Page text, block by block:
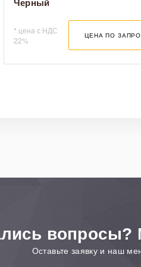
Черный
* цена с НДС
22%
ЦЕНА ПО
Оставьте заявку и наш
в регионы занимает от 3 до 10
и Удмуртская республика
по Ижевску доставляются с
по УР осуществляется с
времени оговаривается